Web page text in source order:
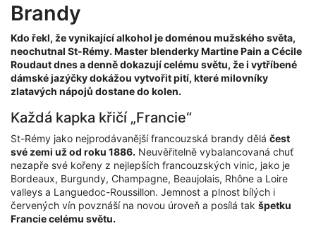
Brandy
Kdo řekl, že vynikající alkohol je doménou mužského světa,
neochutnal St-Rémy. Master blenderky Martine Pain a Cécile
Roudaut dnes a denně dokazují celému světu, že i vytříbené
dámské jazýčky dokážou vytvořit pití, které milovníky
zlatavých nápojů dostane do kolen.
Každá kapka křičí „Francie“
St-Rémy jako nejprodávanější francouzská brandy dělá čest
své zemi už od roku 1886. Neuvěřitelně vybalancovaná chuť
nezapře své kořeny z nejlepších francouzských vinic, jako je
Bordeaux, Burgundy, Champagne, Beaujolais, Rhône a Loire
valleys a Languedoc-Roussillon. Jemnost a plnost bílých i
červených vín povznáší na novou úroveň a posílá tak špetku
Francie celému světu.